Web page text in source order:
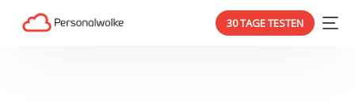
30 TAGE TESTEN